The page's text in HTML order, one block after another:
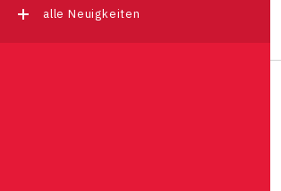
alle Neuigkeiten